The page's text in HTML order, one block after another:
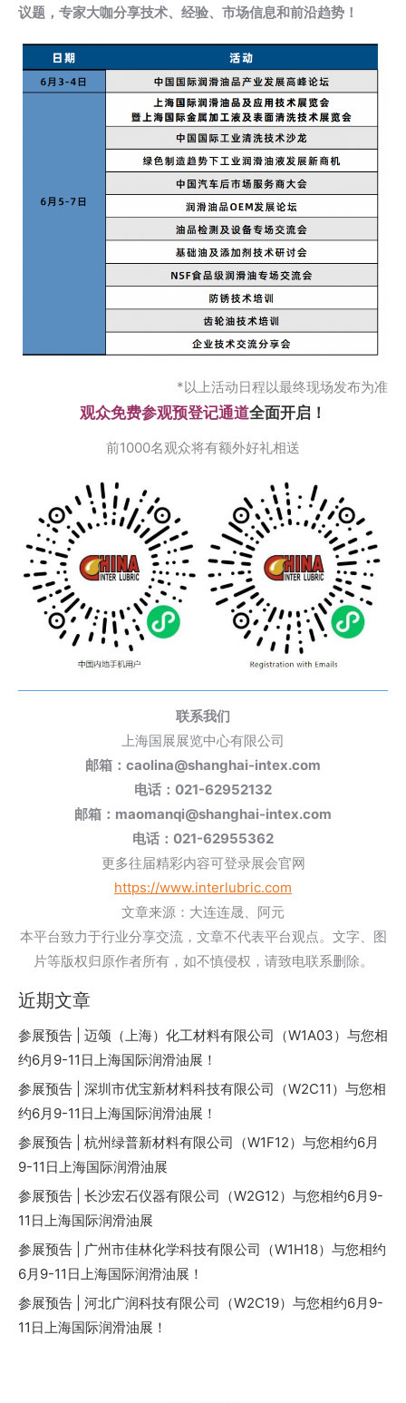
议题，专家大咖分享技术、经验、市场信息和前沿趋势！
*以上活动日程以最终现场发布为准
观众免费参观预登记通道全面开启！
前1000名观众将有额外好礼相送
联系我们
上海国展展览中心有限公司
邮箱：caolina@shanghai-intex.com
电话：021-62952132
邮箱：maomanqi@shanghai-intex.com
电话：021-62955362
更多往届精彩内容可登录展会官网
https://www.interlubric.com
文章来源：大连连晟、阿元
本平台致力于行业分享交流，文章不代表平台观点。文字、图
片等版权归原作者所有，如不慎侵权，请致电联系删除。
近期文章
参展预告 | 迈颂（上海）化工材料有限公司（W1A03）与您相
约6月9-11日上海国际润滑油展！
参展预告 | 深圳市优宝新材料科技有限公司（W2C11）与您相
约6月9-11日上海国际润滑油展！
参展预告 | 杭州绿普新材料有限公司（W1F12）与您相约6月
9-11日上海国际润滑油展
参展预告 | 长沙宏石仪器有限公司（W2G12）与您相约6月9-
11日上海国际润滑油展
参展预告 | 广州市佳林化学科技有限公司（W1H18）与您相约
6月9-11日上海国际润滑油展！
参展预告 | 河北广润科技有限公司（W2C19）与您相约6月9-
11日上海国际润滑油展！